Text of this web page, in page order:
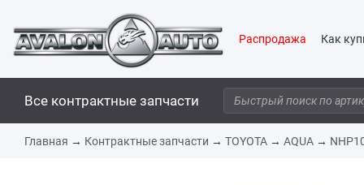
Распродажа Как
Все контрактные запчасти
Главная → Контрактные запчасти → TOYOTA → AQUA →